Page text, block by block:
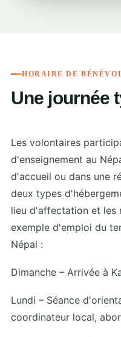
HORAIRE DE
Une journée
Les volontaires
d'enseignement au
d'accueil ou dans une
deux types
lieu d'affectation et les
exemple d'emploi du
Népal :
Dimanche – Arrivée à
Lundi – Séance
coordinateur local,